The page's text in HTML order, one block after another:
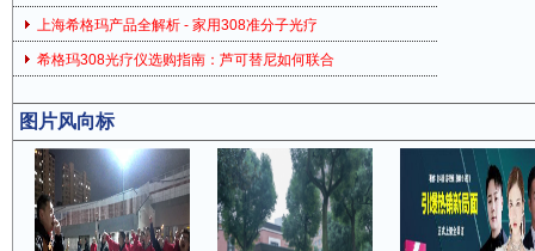
上海希格玛产品全解析 - 家用308准分子光疗
希格玛308光疗仪选购指南：芦可替尼如何联合
图片风向标